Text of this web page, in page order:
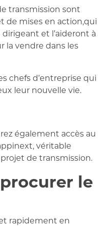
transmission sont
de mises en action,qui
et l’aideront à
la vendre dans les
chefs d’entreprise qui
leur nouvelle vie.
également accès au
véritable
de transmission.
le
rapidement en